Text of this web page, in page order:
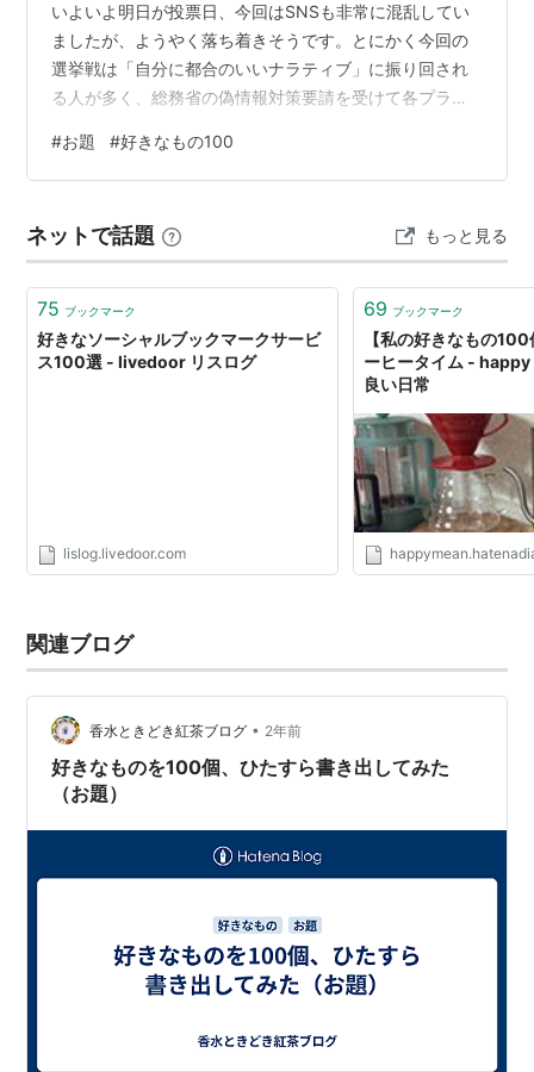
いよいよ明日が投票日、今回はSNSも非常に混乱してい
ましたが、ようやく落ち着きそうです。とにかく今回の
選挙戦は「自分に都合のいいナラティブ」に振り回され
る人が多く、総務省の偽情報対策要請を受けて各プラッ
拡散とデマ・陰謀論の拡散阻止でバランスを取るのに苦
慮していた気配がある）、おそらく機械判定で私も巻き
すぎてツイートも埋もれてしまったようでインプレッシ
ョン数がずっと低迷したままです…… そんな中、どうし
ても言いたいことがあって、政治関連の記事を…
#お題 #好きなもの100
ネットで話題 もっと見る
75 ブックマーク
好きなソーシャルブックマークサービ
ス100選 - livedoor リスログ
lislog.livedoor.com
69 ブックマーク
【私の好きなもの
ーヒータイム -
良い日常
関連ブログ
香水ときどき紅茶ブログ • 2年前
好きなものを100個、ひたすら書き出してみた
（お題）